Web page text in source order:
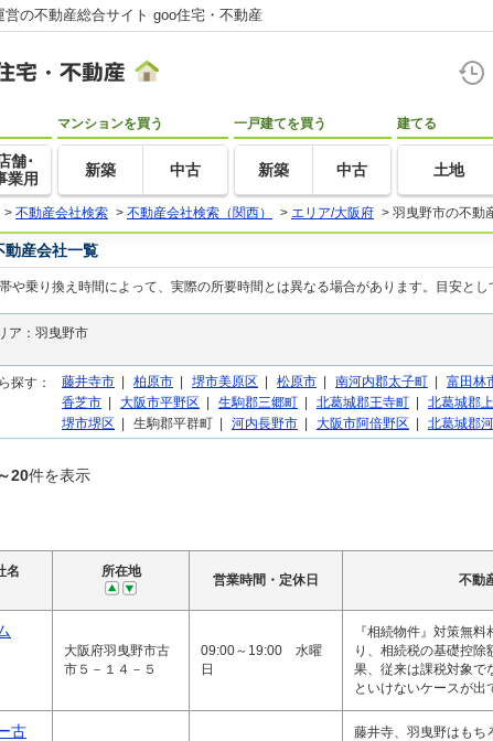
営の不動産総合サイト goo住宅・不動産
舗･
業用
マンションを買う
新築 中古
一戸建てを買う
新築 中古
建てる
土地
> 不動産会社検索 > 不動産会社検索（関西） > エリア/大阪府 > 羽曳野市の不動
動産会社一覧
や乗り換え時間によって、実際の所要時間とは異なる場合があります。目安とし
ア：羽曳野市
探す： 藤井寺市 | 柏原市 | 堺市美原区 | 松原市 | 南河内郡太子町 | 富田林
香芝市 | 大阪市平野区 | 生駒郡三郷町 | 北葛城郡王寺町 | 北葛城郡
堺市堺区 | 生駒郡平群町 | 河内長野市 | 大阪市阿倍野区 | 北葛城郡
20件を表示
名 所在地
営業時間・定休日 不動
大阪府羽曳野市古
市５－１４－５
09:00～19:00 水曜
日
『相続物件』対策無
り、相続税の基礎控除
果、従来は課税対象で
といけないケースが
古
藤井寺、羽曳野はもち